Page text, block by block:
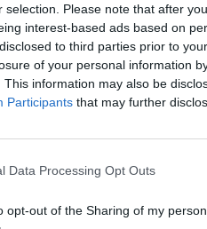
selection. Please note that after
interest-based ads based on
to third parties prior to
of your personal information
This information may also be
Participants that may further
Data Processing Opt Outs
opt-out of the Sharing of my
36.815 euro
10.323 euro
16.776 euro
100.285 euro
148.438 euro
412.065 euro